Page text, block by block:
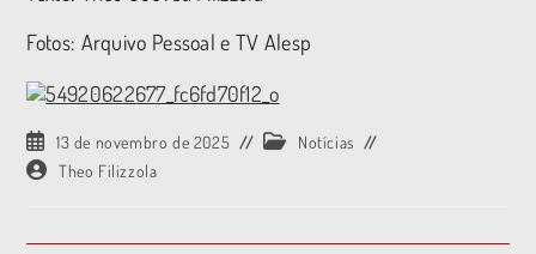
Fotos: Arquivo Pessoal e TV Alesp
13 de novembro de 2025
Notícias
Theo Filizzola